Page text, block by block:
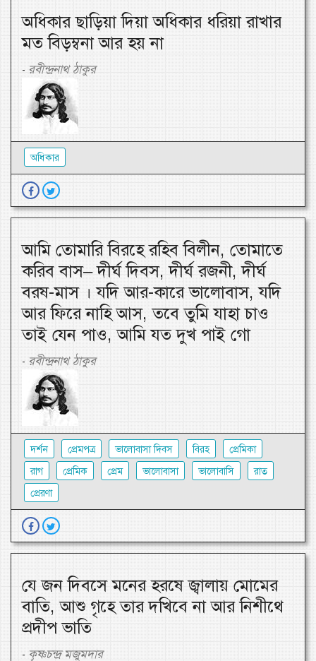
অধিকার ছাড়িয়া দিয়া অধিকার ধরিয়া রাখার
মত বিড়ম্বনা আর হয় না
- রবীন্দ্রনাথ ঠাকুর
অধিকার
আমি তোমারি বিরহে রহিব বিলীন, তোমাতে
করিব বাস– দীর্ঘ দিবস, দীর্ঘ রজনী, দীর্ঘ
বরষ-মাস । যদি আর-কারে ভালোবাস, যদি
আর ফিরে নাহি আস, তবে তুমি যাহা চাও
তাই যেন পাও, আমি যত দুখ পাই গো
- রবীন্দ্রনাথ ঠাকুর
দর্শন প্রেমপত্র ভালোবাসা দিবস বিরহ
প্রেমিকা
রাগ
প্রেমিক প্রেম ভালোবাসা ভালোবাসি
রাত
প্রেরণা
যে জন দিবসে মনের হরষে জ্বালায় মোমের
বাতি, আশু গৃহে তার দখিবে না আর নিশীথে
প্রদীপ ভাতি
- কৃষ্ণচন্দ্র মজুমদার